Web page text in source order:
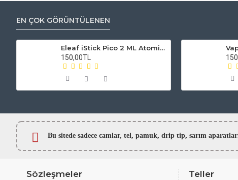
EN ÇOK GÖRÜNTÜLENEN
Eleaf iStick Pico 2 ML Atomizer Camı
150,00TL
Bu sitede sadece camlar, tel, pamuk, drip tip, sarım
Sözleşmeler Teller